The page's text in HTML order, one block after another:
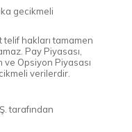
gecikmeli
telif hakları tamamen
Pay Piyasası,
ve Opsiyon Piyasası
verilerdir.
tarafından